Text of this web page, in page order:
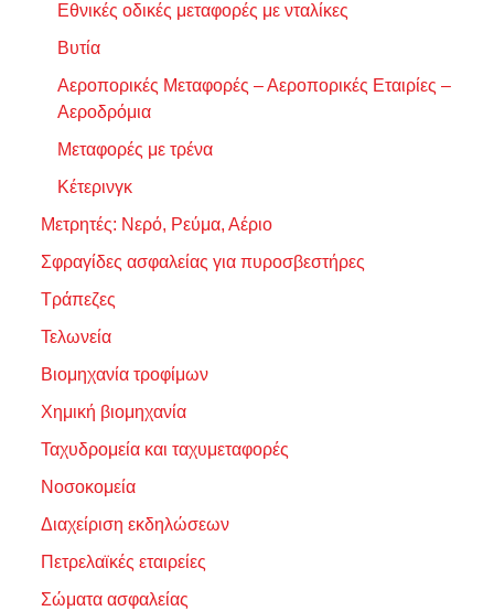
Εθνικές οδικές μεταφορές με νταλίκες
Βυτία
Αεροπορικές Μεταφορές – Αεροπορικές Εταιρίες –
Αεροδρόμια
Μεταφορές με τρένα
Κέτερινγκ
Μετρητές: Νερό, Ρεύμα, Αέριο
Σφραγίδες ασφαλείας για πυροσβεστήρες
Τράπεζες
Τελωνεία
Βιομηχανία τροφίμων
Χημική βιομηχανία
Ταχυδρομεία και ταχυμεταφορές
Νοσοκομεία
Διαχείριση εκδηλώσεων
Πετρελαϊκές εταιρείες
Σώματα ασφαλείας